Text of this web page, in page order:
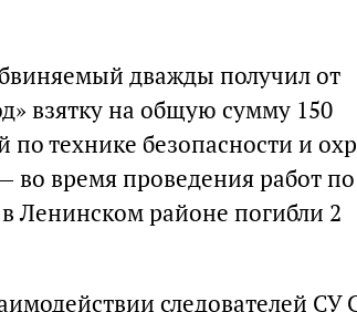
дважды получил от
взятку на общую сумму 150
технике безопасности и
во время проведения работ по
Ленинском районе погибли 2
следователей СУ